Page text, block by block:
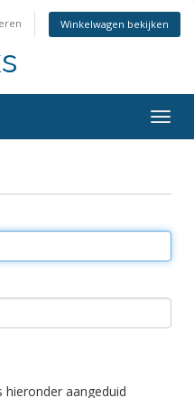
Winkelwagen bekijken
hieronder aangeduid